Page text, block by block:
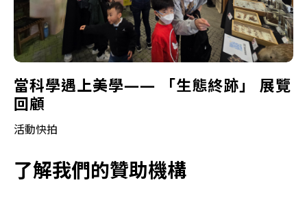
當科學遇上美學—— 「生態終跡」 展覽
回顧
活動快拍
了解我們的贊助機構